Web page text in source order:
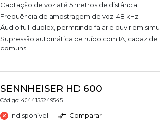
Captação de voz até 5 metros de distância.
Frequência de amostragem de voz: 48 kHz.
Áudio full-duplex, permitindo falar e ouvir em
Supressão automática de ruído com IA, capaz
comuns.
SENNHEISER HD 600
Código: 4044155249545
Indisponível Comparar